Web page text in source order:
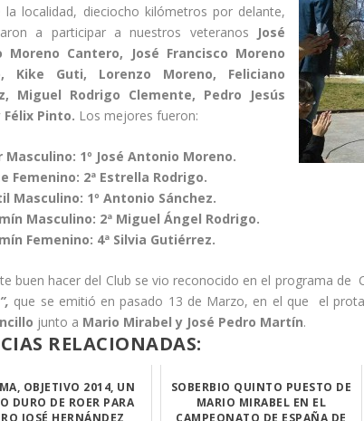
la localidad, dieciocho kilómetros por delante,
a participar a nuestros veteranos José
Moreno Cantero, José Francisco Moreno
Kike Guti, Lorenzo Moreno, Feliciano
Miguel Rodrigo Clemente, Pedro Jesús
Félix Pinto. Los mejores fueron:
Masculino: 1º José Antonio Moreno.
Femenino: 2ª Estrella Rodrigo.
Masculino: 1º Antonio Sánchez.
Masculino: 2ª Miguel Ángel Rodrigo.
Femenino: 4ª Silvia Gutiérrez.
buen hacer del Club se vio reconocido en el programa de
que se emitió en pasado 13 de Marzo, en el que el
junto a Mario Mirabel y José Pedro Martín.
RELACIONADAS:
OBJETIVO 2014, UN
DURO DE ROER PARA
SOBERBIO QUINTO PUESTO DE
MARIO MIRABEL EN EL